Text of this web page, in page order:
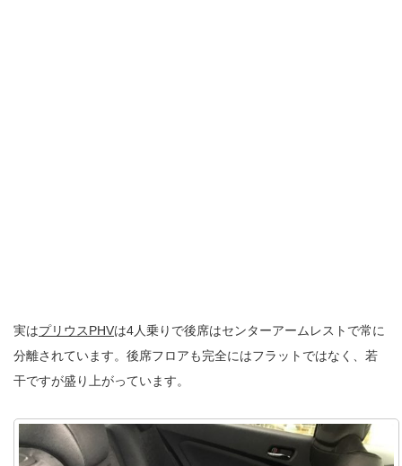
実はプリウスPHVは4人乗りで後席はセンターアームレストで常に
分離されています。後席フロアも完全にはフラットではなく、若
干ですが盛り上がっています。